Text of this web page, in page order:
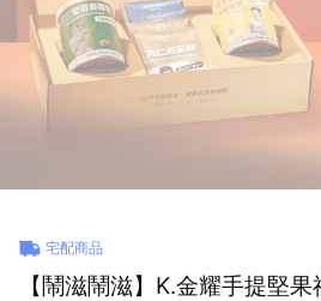
宅配商品
【鬧滋鬧滋】K.金耀手提堅